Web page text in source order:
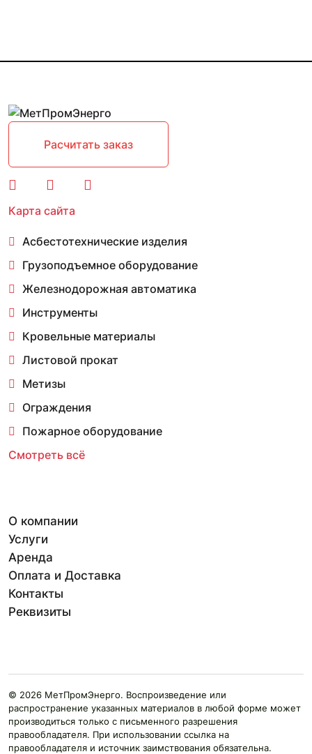
Расчитать заказ
Карта сайта
Асбестотехнические изделия
Грузоподъемное оборудование
Железнодорожная автоматика
Инструменты
Кровельные материалы
Листовой прокат
Метизы
Ограждения
Пожарное оборудование
Смотреть всё
О компании
Услуги
Аренда
Оплата и Доставка
Контакты
Реквизиты
© 2026 МетПромЭнерго. Воспроизведение или
распространение указанных материалов в любой форме может
производиться только с письменного разрешения
правообладателя. При использовании ссылка на
правообладателя и источник заимствования обязательна.